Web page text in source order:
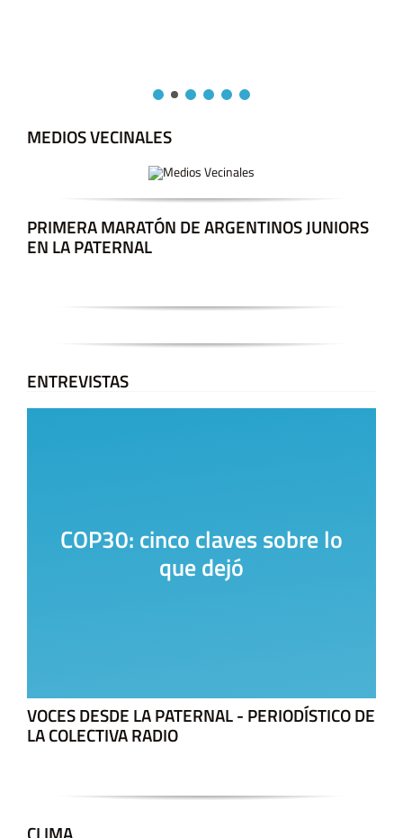
MEDIOS VECINALES
PRIMERA MARATÓN DE ARGENTINOS JUNIORS
EN LA PATERNAL
ENTREVISTAS
La Casa del Encuentro
VOCES DESDE LA PATERNAL - PERIODÍSTICO DE
LA COLECTIVA RADIO